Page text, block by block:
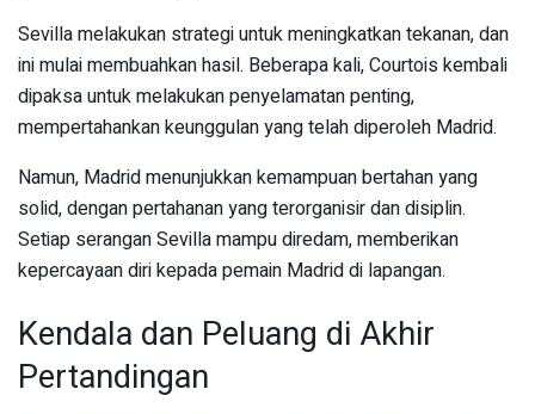
Sevilla melakukan strategi untuk meningkatkan tekanan, dan
ini mulai membuahkan hasil. Beberapa kali, Courtois kembali
dipaksa untuk melakukan penyelamatan penting,
mempertahankan keunggulan yang telah diperoleh Madrid.
Namun, Madrid menunjukkan kemampuan bertahan yang
solid, dengan pertahanan yang terorganisir dan disiplin.
Setiap serangan Sevilla mampu diredam, memberikan
kepercayaan diri kepada pemain Madrid di lapangan.
Kendala dan Peluang di Akhir
Pertandingan